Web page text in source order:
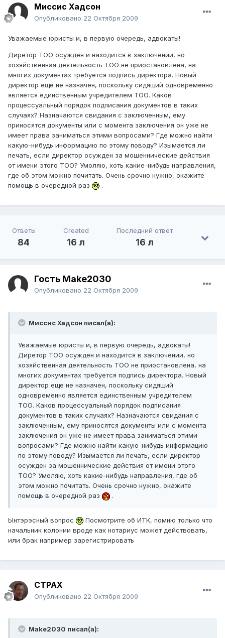
Миссис Хадсон
Опубликовано 22 Октября 2009
Уважаемые юристы и, в первую очередь, адвокаты!
Диретор ТОО осужден и находится в заключении, но
хозяйственная деятельность ТОО не приостановлена, на
многих документах требуется подпись директора. Новый
директор еще не назначен, поскольку сидящий одновременно
является единственным учредителем ТОО. Каков
процессуальный порядок подписания документов в таких
случаях? Назначаются свидания с заключенным, ему
приносятся документы или с момента заключения он уже не
имеет права заниматься этими вопросами? Где можно найти
какую-нибудь информацию по этому поводу? Изымается ли
печать, если директор осужден за мошеннические действия
от имени этого ТОО? Умоляю, хоть какие-нибудь направления,
где об этом можно почитать. Очень срочно нужно, окажите
помощь в очередной раз
.
Ответы
84
Created
16 л
Последний ответ
16 л
Гость Make2030
Опубликовано 22 Октября 2009
Миссис Хадсон писал(а):
Уважаемые юристы и, в первую очередь, адвокаты!
Диретор ТОО осужден и находится в заключении, но
хозяйственная деятельность ТОО не приостановлена, на
многих документах требуется подпись директора. Новый
директор еще не назначен, поскольку сидящий
одновременно является единственным учредителем
ТОО. Каков процессуальный порядок подписания
документов в таких случаях? Назначаются свидания с
заключенным, ему приносятся документы или с момента
заключения он уже не имеет права заниматься этими
вопросами? Где можно найти какую-нибудь информацию
по этому поводу? Изымается ли печать, если директор
осужден за мошеннические действия от имени этого
ТОО? Умоляю, хоть какие-нибудь направления, где об
этом можно почитать. Очень срочно нужно, окажите
помощь в очередной раз
.
Ынтэрэсный вопрос
Посмотрите об ИТК, помню только что
начальник колонии вроде как нотариус может действовать,
или брак например зарегистрировать
CTPAX
Опубликовано 22 Октября 2009
Make2030 писал(а):